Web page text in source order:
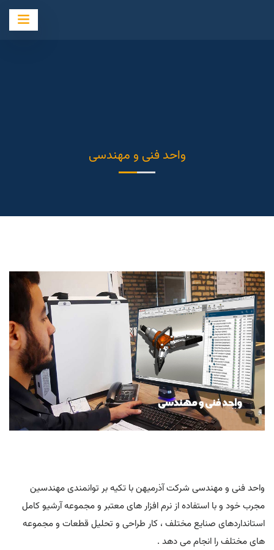
واحد فنی و مهندسی
واحد فنی و مهندسی شرکت آذرمیهن با تکیه بر توانمندی مهندسین
مجرب خود و با استفاده از نرم افزار های معتبر و مجموعه آرشیو کامل
استانداردهای صنایع مختلف ، کار طراحی و تحلیل قطعات و مجموعه
های مختلف را انجام می دهد .